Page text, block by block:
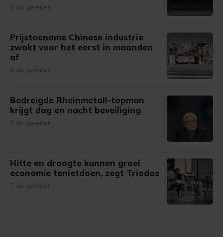
3 uur geleden
Prijstoename Chinese industrie
zwakt voor het eerst in maanden
af
4 uur geleden
Bedreigde Rheinmetall-topman
krijgt dag en nacht beveiliging
5 uur geleden
Hitte en droogte kunnen groei
economie tenietdoen, zegt Triodos
7 uur geleden